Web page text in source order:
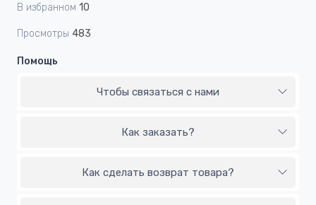
В избранном 10
Просмотры 483
Помощь
Чтобы связаться с нами
Как заказать?
Как сделать возврат товара?